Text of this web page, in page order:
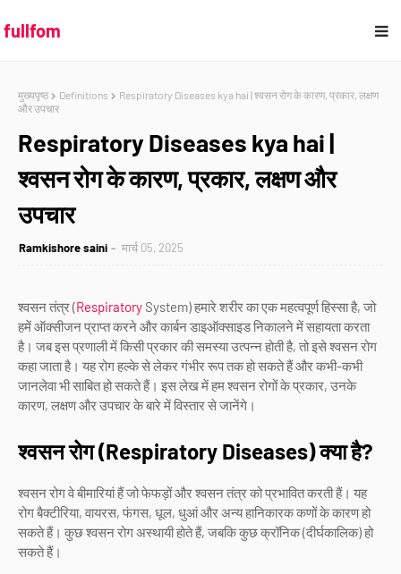
fullfom
मुख्यपृष्ठ Definitions
Respiratory Diseases kya hai | श्वसन रोग के कारण, प्रकार, लक्षण
और उपचार
Respiratory Diseases kya hai |
श्वसन रोग के कारण, प्रकार, लक्षण और
उपचार
Ramkishore saini मार्च 05, 2025
श्वसन तंत्र (Respiratory System) हमारे शरीर का एक महत्वपूर्ण हिस्सा है, जो
हमें ऑक्सीजन प्राप्त करने और कार्बन डाइऑक्साइड निकालने में सहायता करता
है। जब इस प्रणाली में किसी प्रकार की समस्या उत्पन्न होती है, तो इसे श्वसन रोग
कहा जाता है। यह रोग हल्के से लेकर गंभीर रूप तक हो सकते हैं और कभी-कभी
जानलेवा भी साबित हो सकते हैं। इस लेख में हम श्वसन रोगों के प्रकार, उनके
कारण, लक्षण और उपचार के बारे में विस्तार से जानेंगे।
श्वसन रोग (Respiratory Diseases) क्या है?
श्वसन रोग वे बीमारियां हैं जो फेफड़ों और श्वसन तंत्र को प्रभावित करती हैं। यह
रोग बैक्टीरिया, वायरस, फंगस, धूल, धुआं और अन्य हानिकारक कणों के कारण हो
सकते हैं। कुछ श्वसन रोग अस्थायी होते हैं, जबकि कुछ क्रॉनिक (दीर्घकालिक) हो
सकते हैं।